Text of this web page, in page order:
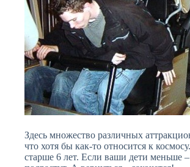
Здесь множество различных
что хотя бы как-то относится к
старше 6 лет. Если ваши дети меньше –